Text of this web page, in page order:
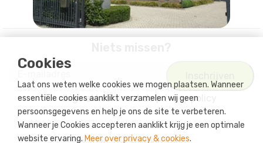
Cookies
Laat ons weten welke cookies we mogen plaatsen. Wanneer
essentiële cookies aanklikt verzamelen wij geen
persoonsgegevens en help je ons de site te verbeteren.
Wanneer je Cookies accepteren aanklikt krijg je een optimale
website ervaring. Meer over privacy & cookies.
Ik ga akkoord metde privacy policy